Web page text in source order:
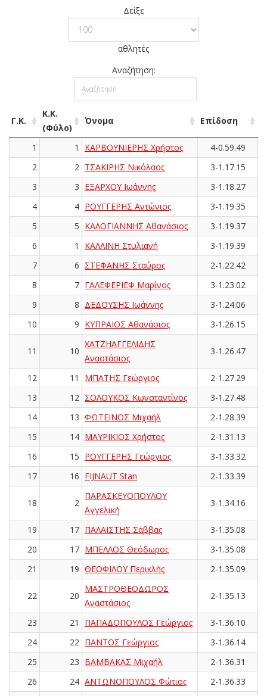
Δείξε
αθλητές
Αναζήτηση:
Γ.Κ.
Κ.Κ.
(Φύλο)
Όνομα Επίδοση
1 1 ΚΑΡΒΟΥΝΙΕΡΗΣ Χρήστος
4-0.59.49
2
2 ΤΣΑΚΙΡΗΣ Νικόλαος
3-1.17.15
3
3 ΕΞΑΡΧΟΥ Ιωάννης
3-1.18.27
4
4 ΡΟΥΓΓΕΡΗΣ Αντώνιος
3-1.19.35
5
5 ΚΑΛΟΓΙΑΝΝΗΣ Αθανάσιος
3-1.19.37
6
1 ΚΑΛΛΙΝΗ Στυλιανή
3-1.19.39
7
6 ΣΤΕΦΑΝΗΣ Σταύρος
2-1.22.42
8
7 ΓΑΛΕΦΕΡΙΕΦ Μαρίνος
3-1.23.02
9
8 ΔΕΔΟΥΣΗΣ Ιωάννης
3-1.24.06
10
9 ΚΥΠΡΑΙΟΣ Αθανάσιος 3-1.26.15
11 10
ΧΑΤΖΗΑΓΓΕΛΙΔΗΣ
Αναστάσιος
3-1.26.47
12 11 ΜΠΑΤΗΣ Γεώργιος
2-1.27.29
13
12 ΣΟΛΟΥΚΟΣ Κωνσταντίνος
3-1.27.48
14
13 ΦΩΤΕΙΝΟΣ Μιχαήλ
2-1.28.39
15
14 ΜΑΥΡΙΚΙΟΣ Χρήστος
2-1.31.13
16
15 ΡΟΥΓΓΕΡΗΣ Γεώργιος
3-1.33.32
17
16 FIJNAUT Stan 2-1.33.39
18 2
ΠΑΡΑΣΚΕΥΟΠΟΥΛΟΥ
Αγγελική
3-1.34.16
19 17 ΠΑΛΑΙΣΤΗΣ Σάββας
3-1.35.08
20
17 ΜΠΕΛΛΟΣ Θεόδωρος
3-1.35.08
21
19 ΘΕΟΦΙΛΟΥ Περικλής 2-1.35.09
22 20
ΜΑΣΤΡΟΘΕΟΔΩΡΟΣ
Αναστάσιος
2-1.35.13
23 21 ΠΑΠΑΔΟΠΟΥΛΟΣ Γεώργιος
3-1.36.10
24
22 ΠΑΝΤΟΣ Γεώργιος
3-1.36.14
25
23 ΒΑΜΒΑΚΑΣ Μιχαήλ
2-1.36.31
26
24 ΑΝΤΩΝΟΠΟΥΛΟΣ Φώτιος
2-1.36.33